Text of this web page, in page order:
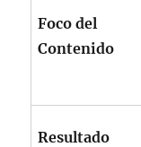
Foco del
Contenido
Resultado